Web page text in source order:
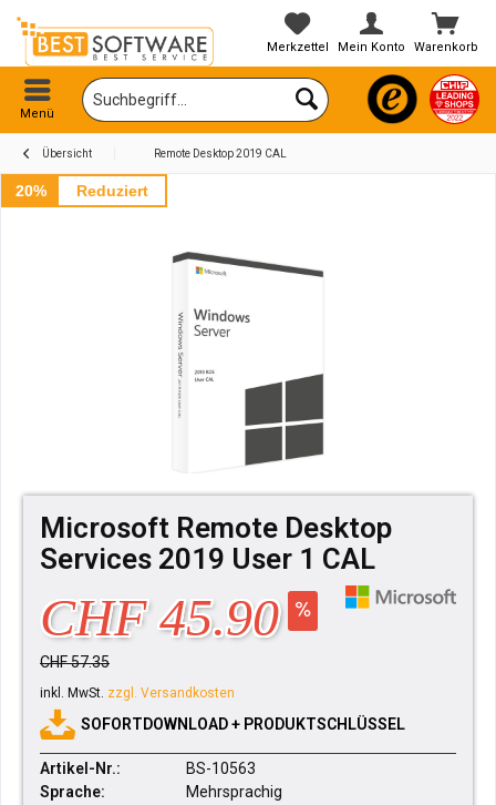
Warenkorb
Merkzettel Mein Konto
Menü
Übersicht Remote Desktop 2019 CAL
20% Reduziert
Microsoft Remote Desktop
Services 2019 User 1 CAL
CHF 45.90
CHF 57.35
inkl. MwSt. zzgl. Versandkosten
SOFORTDOWNLOAD + PRODUKTSCHLÜSSEL
Artikel-Nr.:
BS-10563
Sprache:
Mehrsprachig